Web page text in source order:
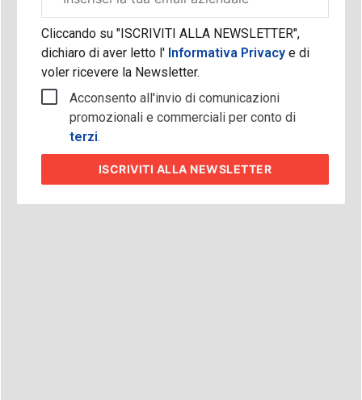
aziendale
Cliccando su "ISCRIVITI ALLA NEWSLETTER",
dichiaro di aver letto l'Informativa Privacy e di
voler ricevere la Newsletter.
Acconsento all'invio di comunicazioni
promozionali e commerciali per conto di
terzi.
ISCRIVITI ALLA NEWSLETTER